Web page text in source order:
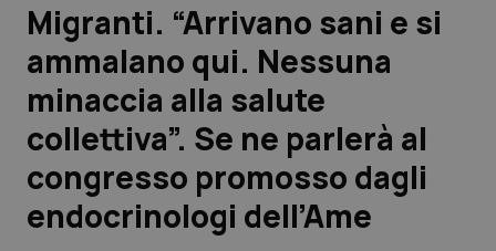
Scienza e Farmaci
Studi e Analisi
Lettere al direttore
Edizioni Regionali
Migranti. “Arrivano sani e si
ammalano qui. Nessuna
minaccia alla salute
collettiva”. Se ne parlerà al
congresso promosso dagli
endocrinologi dell’Ame